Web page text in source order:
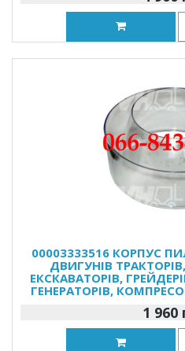
00003333516 КОРПУС
ДВИГУНІВ
ЕКСКАВАТОРІВ,
ГЕНЕРАТОРІВ,
1 960